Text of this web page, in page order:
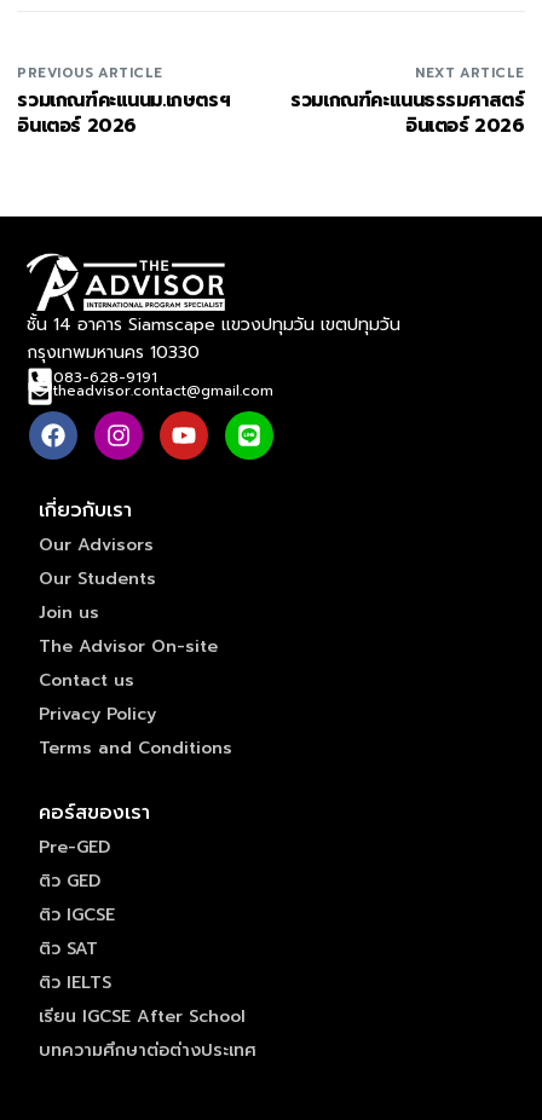
PREVIOUS ARTICLE
รวมเกณฑ์คะแนนม.เกษตรฯ
อินเตอร์ 2026
NEXT ARTICLE
รวมเกณฑ์คะแนนธรรมศาสตร์
อินเตอร์ 2026
ชั้น 14 อาคาร Siamscape แขวงปทุมวัน เขตปทุมวัน
กรุงเทพมหานคร 10330
083-628-9191
theadvisor.contact@gmail.com
เกี่ยวกับเรา
Our Advisors
Our Students
Join us
The Advisor On-site
Contact us
Privacy Policy
Terms and Conditions
คอร์สของเรา
Pre-GED
ติว GED
ติว IGCSE
ติว SAT
ติว IELTS
เรียน IGCSE After School
บทความศึกษาต่อต่างประเทศ